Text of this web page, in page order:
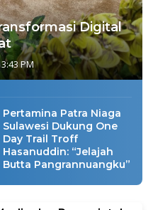
Digital
PM
Pertamina Patra Niaga
Sulawesi Dukung One
Day Trail Troff
Hasanuddin: “Jelajah
Butta Pangrannuangku”